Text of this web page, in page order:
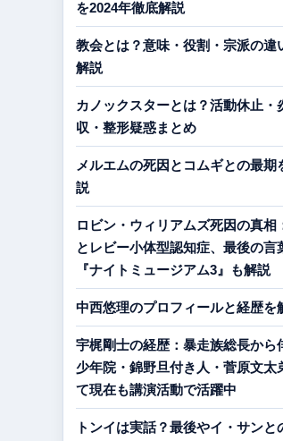
を2024年徹底解説
教会とは？意味・役割・宗派の違
解説
カノックスターとは？活動休止・
収・整形疑惑まとめ
メルエムの死因とコムギとの最期
説
ロビン・ウィリアムズ死因の真相
とレビー小体型認知症、最後の言
『ナイトミュージアム3』も解説
中西悠理のプロフィールと経歴を
宇梶剛士の経歴：暴走族総長から
少年院・錦野旦付き人・菅原文太
て現在も講演活動で活躍中
トンイは実話？最後やイ・サンと